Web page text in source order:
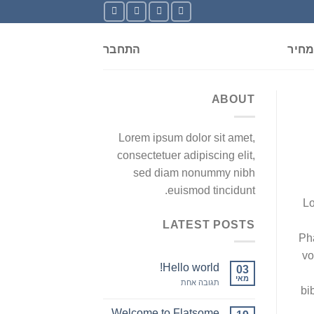
התחבר
ABOUT
Lorem ipsum dolor sit amet,
consectetuer adipiscing elit,
sed diam nonummy nibh
euismod tincidunt.
LATEST POSTS
03
מאי
Hello world!
תגובה אחתעל